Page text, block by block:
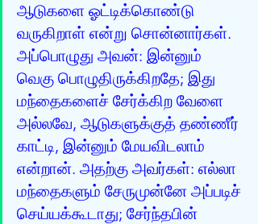
ஆடுகளை ஓட்டிக்கொண்டு
வருகிறாள் என்று சொன்னார்கள்.
அப்பொழுது அவன்: இன்னும்
வெகு பொழுதிருக்கிறதே; இது
மந்தைகளைச் சேர்க்கிற வேளை
அல்லவே, ஆடுகளுக்குத் தண்ணீர்
காட்டி, இன்னும் மேயவிடலாம்
என்றான். அதற்கு அவர்கள்: எல்லா
மந்தைகளும் சேருமுன்னே அப்படிச்
செய்யக்கூடாது; சேர்ந்தபின்